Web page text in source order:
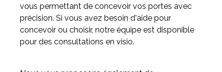
vous permettant de concevoir vos portes avec
précision. Si vous avez besoin d'aide pour
concevoir ou choisir, notre équipe est disponible
pour des consultations en visio.